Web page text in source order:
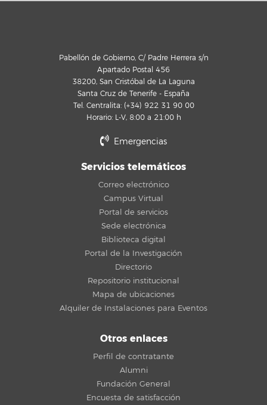
Pabellón de Gobierno, C/ Padre Herrera s/n
Apartado Postal 456
38200, San Cristóbal de La Laguna
Santa Cruz de Tenerife - España
Tel. Centralita: (+34) 922 31 90 00
Horario: L-V, 8:00 a 21:00 h
Emergencias
Servicios telemáticos
Correo electrónico
Campus Virtual
Portal de servicios
Sede electrónica
Biblioteca digital
Portal de la Investigación
Directorio
Repositorio institucional
Mapa de ubicaciones
Alquiler de Instalaciones para Eventos
Otros enlaces
Perfil de contratante
Alumni
Fundación General
Encuesta de satisfacción